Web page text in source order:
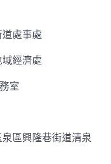
處事處
經濟處
室
區興隆巷街道清泉